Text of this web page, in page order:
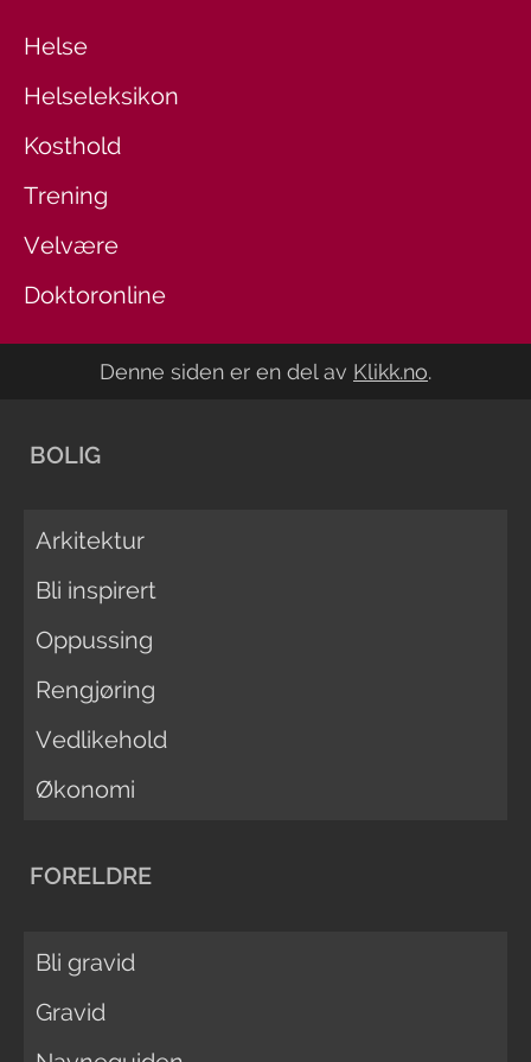
Helse
Helseleksikon
Kosthold
Trening
Velvære
Doktoronline
Denne siden er en del av Klikk.no.
BOLIG
Arkitektur
Bli inspirert
Oppussing
Rengjøring
Vedlikehold
Økonomi
FORELDRE
Bli gravid
Gravid